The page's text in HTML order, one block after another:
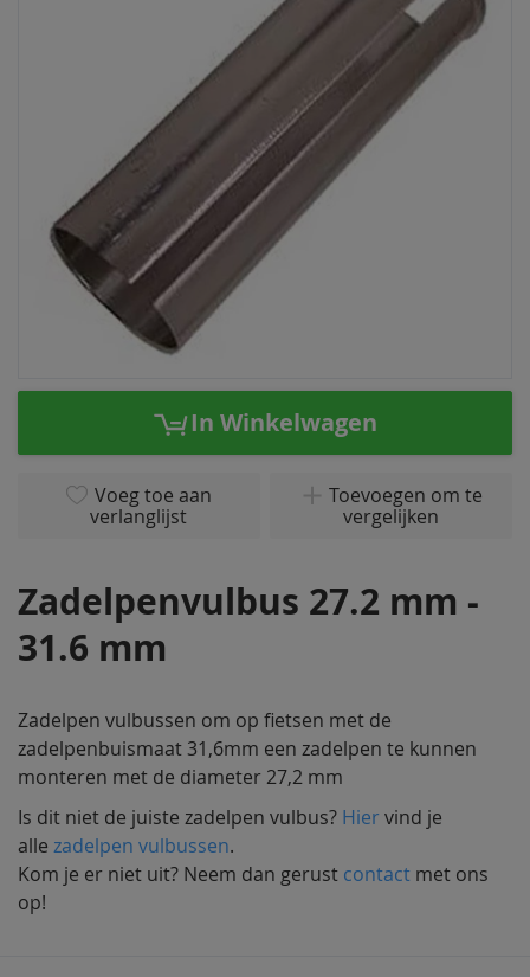
Ga
In Winkelwagen
Voeg toe aan
verlanglijst
Toevoegen om te
vergelijken
Zadelpenvulbus 27.2 mm -
31.6 mm
Zadelpen vulbussen om op fietsen met de
zadelpenbuismaat 31,6mm een zadelpen te kunnen
monteren met de diameter 27,2 mm
Is dit niet de juiste zadelpen vulbus? Hier vind je
alle zadelpen vulbussen.
Kom je er niet uit? Neem dan gerust contact met ons
op!